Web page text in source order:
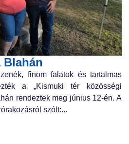
Blahán
finom falatok és tartalmas
a „Kismuki tér közösségi
rendeztek meg június 12-én. A
szólt:...